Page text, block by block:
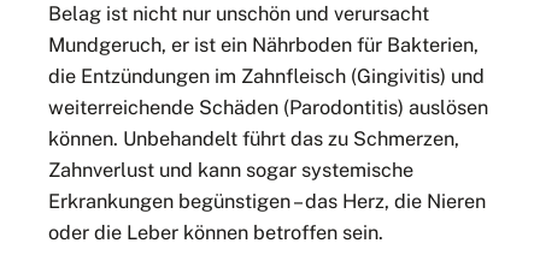
Belag ist nicht nur unschön und verursacht
Mundgeruch, er ist ein Nährboden für Bakterien,
die Entzündungen im Zahnfleisch (Gingivitis) und
weiterreichende Schäden (Parodontitis) auslösen
können. Unbehandelt führt das zu Schmerzen,
Zahnverlust und kann sogar systemische
Erkrankungen begünstigen – das Herz, die Nieren
oder die Leber können betroffen sein.